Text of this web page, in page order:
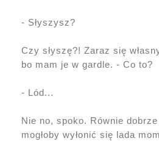
- Słyszysz?
Czy słyszę?! Zaraz się
bo mam je w gardle. - Co to?
- Lód...
Nie no, spoko. Równie
mogłoby wyłonić się lada